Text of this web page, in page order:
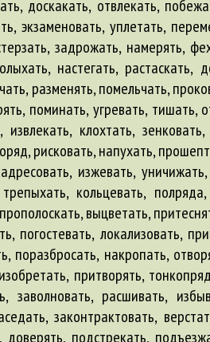
доскакать, отвлекать,
экзаменовать, уплетать,
задрожать, намерять,
настегать, растаскать,
разменять, помельчать,
поминать, угревать, тишать,
клохтать,
рисковать, напухать,
изжевать,
кольцевать,
выцветать,
погостевать, локализовать,
поразбросать, накропать,
притворять,
расшивать,
законтрактовать,
подстрекать,